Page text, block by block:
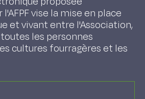
vise la mise en place
et vivant entre l'Association,
les personnes
cultures fourragères et les